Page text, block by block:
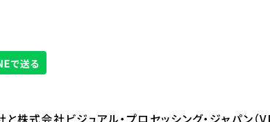
株式会社ビジュアル・プロセッシング・ジャパン（